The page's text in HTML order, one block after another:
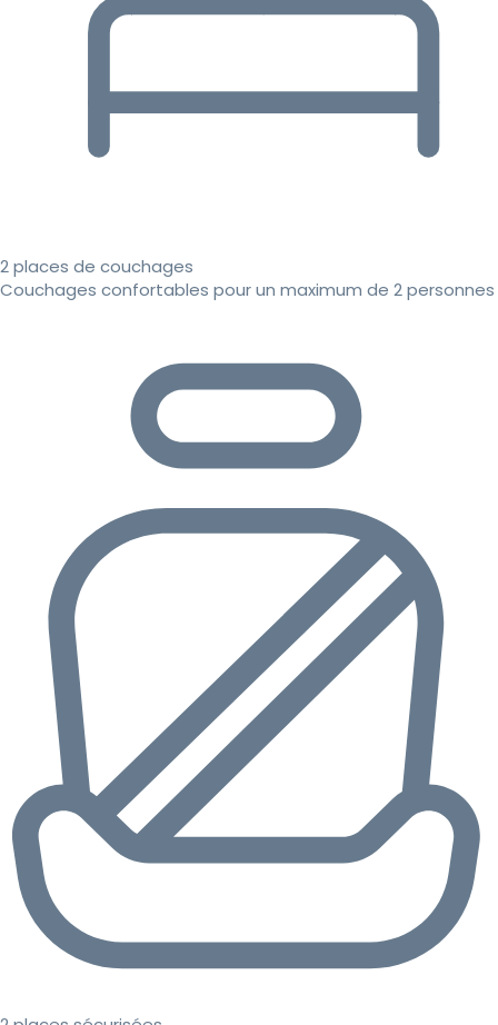
2 places de couchages
Couchages confortables pour un maximum de 2 personnes